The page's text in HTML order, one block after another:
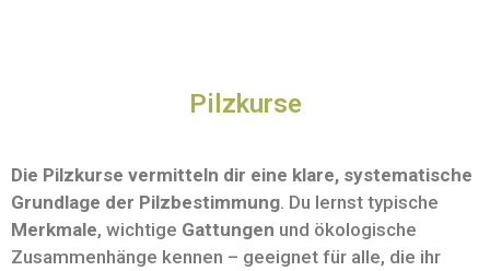
Pilzkurse
Die Pilzkurse vermitteln dir eine klare, systematische
Grundlage der Pilzbestimmung. Du lernst typische
Merkmale, wichtige Gattungen und ökologische
Zusammenhänge kennen – geeignet für alle, die ihr